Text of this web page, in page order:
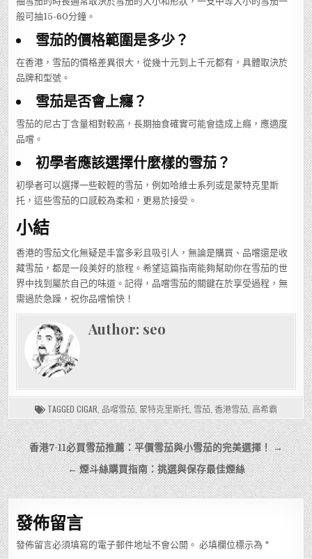
般可抽15-60分鐘。
雪茄的價格範圍是多少？
在香港，雪茄的價格差異很大，從幾十元到上千元都有，具體取決於
品牌和型號。
雪茄是否會上癮？
雪茄的尼古丁含量相對較高，長期抽食確實可能會造成上癮，應適度
品嚐。
初學者應該選擇什麼樣的雪茄？
初學者可以選擇一些較輕的雪茄，例如哈維士系列或是蒙特克里斯
托，這些雪茄的口感較為柔和，更易於接受。
小結
香港的雪茄文化無疑是丰富多彩且吸引人，無論是購買、品嚐還是收
藏雪茄，都是一段美好的旅程。希望這篇指南能夠幫助你在雪茄的世
界中找到屬於自己的味道。記得，品嚐雪茄的關鍵在於享受過程，無
需過於急躁，祝你品嚐愉快！
Author: seo
TAGGED CIGAR 品嚐雪茄 蒙特克里斯托 雪茄 香港雪茄 高希霸
文
章
導
覽
香港7-11必買雪茄推薦：平價雪茄與小雪茄的完美選擇！ →
← 煙斗絲購買指南：挑選與保存最佳煙絲
發佈留言
發佈留言必須填寫的電子郵件地址不會公開。 必填欄位標示為 *